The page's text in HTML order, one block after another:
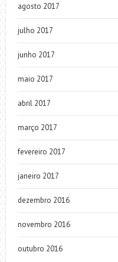
agosto 2017
julho 2017
junho 2017
maio 2017
abril 2017
março 2017
fevereiro 2017
janeiro 2017
dezembro 2016
novembro 2016
outubro 2016